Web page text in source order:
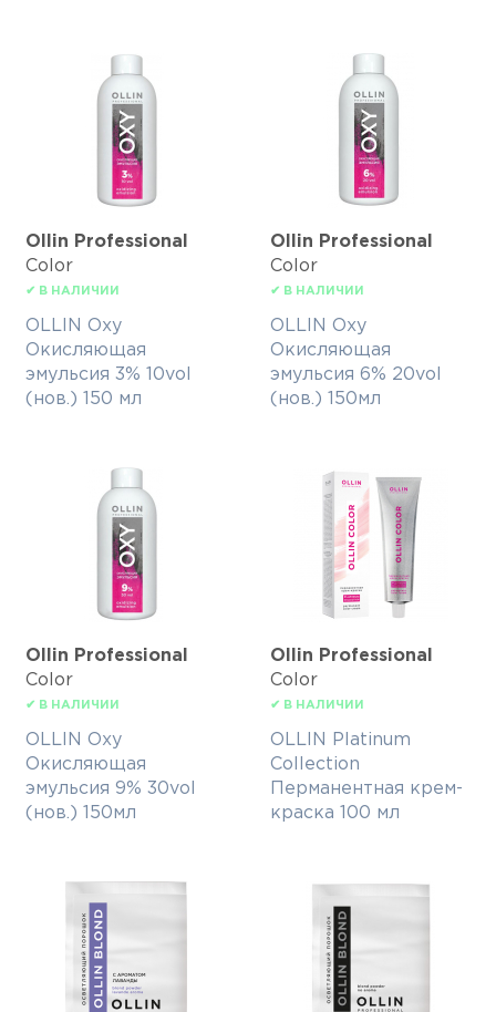
Ollin Professional
Color
✔ В НАЛИЧИИ
OLLIN Oxy
Окисляющая
эмульсия 3% 10vol
(нов.) 150 мл
Ollin Professional
Color
✔ В НАЛИЧИИ
OLLIN Oxy
Окисляющая
эмульсия 6% 20vol
(нов.) 150мл
Ollin Professional
Color
✔ В НАЛИЧИИ
OLLIN Oxy
Окисляющая
эмульсия 9% 30vol
(нов.) 150мл
Ollin Professional
Color
✔ В НАЛИЧИИ
OLLIN Platinum
Collection
Перманентная крем-
краска 100 мл